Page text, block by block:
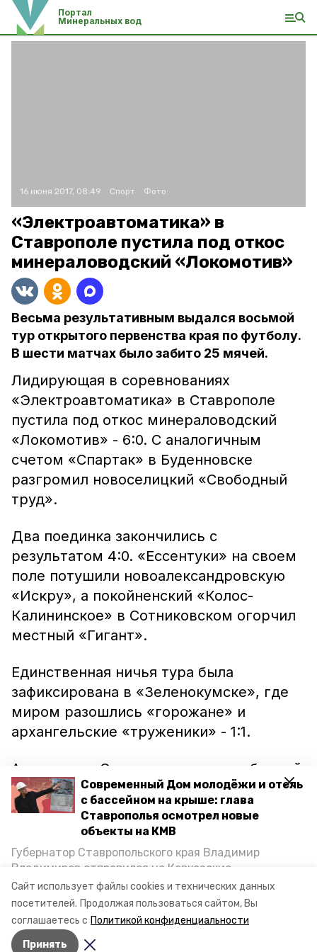
Сайт использует файлы cookies и технических данных
посетителей. Продолжая пользоваться сайтом, Вы
соглашаетесь с Политикой конфиденциальности
Принять
Современный Дом молодёжи и отель
с бассейном на крыше: глава
Ставрополья осмотрел новые
объекты на КМВ
Губернатор Ставропольского края Владимир
Владимиров отправился на Кавказские
Минеральные Воды, чтобы проинспектировать
строительство объектов в Кисловодске и
Минводах, а также выслушать предложения о
постройке новых точек притяжения для местных
жителей. Подробнее — в материале «Победы26».
Портал
Минеральных вод
16 июня 2017, 08:49 Спорт Фото:
«Электроавтоматика» в
Ставрополе пустила под откос
минераловодский «Локомотив»
Весьма результативным выдался восьмой
тур открытого первенства края по футболу.
В шести матчах было забито 25 мячей.
Лидирующая в соревнованиях
«Электроавтоматика» в Ставрополе
пустила под откос минераловодский
«Локомотив» - 6:0. С аналогичным
счетом «Спартак» в Буденновске
разгромил новоселицкий «Свободный
труд».
Два поединка закончились с
результатом 4:0. «Ессентуки» на своем
поле потушили новоалександровскую
«Искру», а покойненский «Колос-
Калининское» в Сотниковском огорчил
местный «Гигант».
Единственная ничья тура была
зафиксирована в «Зеленокумске», где
миром разошлись «горожане» и
архангельские «труженики» - 1:1.
А встреча в Ставрополе между сборной
Училища олимпийского резерва и
черкесским «Нартом» закончилась
скандалом. На 79-й минуте, при счете
3:0 в пользу хозяев, вспыхнула драка.
Главный арбитр принял решение
остановить игру, поскольку дальнейшее
ее проведение представляло опасность
для участников матча.